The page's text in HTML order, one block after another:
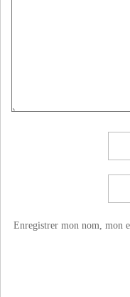
Enregistrer mon nom, mon